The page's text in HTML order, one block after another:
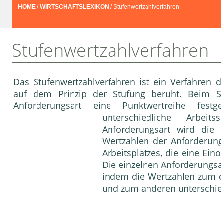
HOME /WIRTSCHAFTSLEXIKON / Stufenwertzahlverfahren
Stufenwertzahlverfahren
Das Stufenwertzahlverfahren ist ein Verfahren
auf dem Prinzip der Stufung beruht. Beim
Anforderungsart eine Punktwertreihe
unterschiedliche
Anforderungsart wird die
Wertzahlen der
Arbeitsplatzes, die eine
Die einzelnen
indem die Wertzahlen
und zum anderen